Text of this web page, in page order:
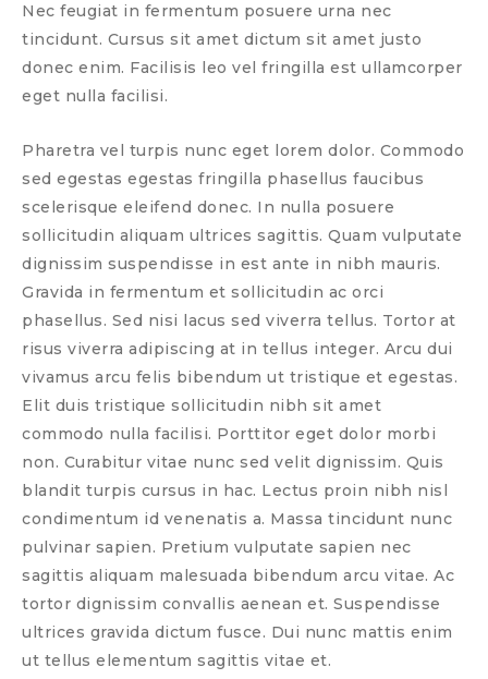
Nec feugiat in fermentum posuere urna nec
tincidunt. Cursus sit amet dictum sit amet justo
donec enim. Facilisis leo vel fringilla est ullamcorper
eget nulla facilisi.
Pharetra vel turpis nunc eget lorem dolor. Commodo
sed egestas egestas fringilla phasellus faucibus
scelerisque eleifend donec. In nulla posuere
sollicitudin aliquam ultrices sagittis. Quam vulputate
dignissim suspendisse in est ante in nibh mauris.
Gravida in fermentum et sollicitudin ac orci
phasellus. Sed nisi lacus sed viverra tellus. Tortor at
risus viverra adipiscing at in tellus integer. Arcu dui
vivamus arcu felis bibendum ut tristique et egestas.
Elit duis tristique sollicitudin nibh sit amet
commodo nulla facilisi. Porttitor eget dolor morbi
non. Curabitur vitae nunc sed velit dignissim. Quis
blandit turpis cursus in hac. Lectus proin nibh nisl
condimentum id venenatis a. Massa tincidunt nunc
pulvinar sapien. Pretium vulputate sapien nec
sagittis aliquam malesuada bibendum arcu vitae. Ac
tortor dignissim convallis aenean et. Suspendisse
ultrices gravida dictum fusce. Dui nunc mattis enim
ut tellus elementum sagittis vitae et.